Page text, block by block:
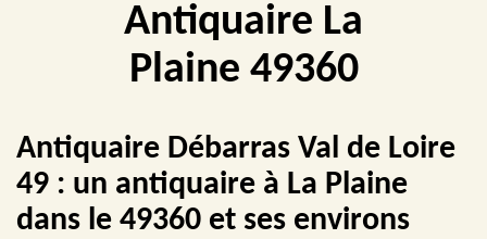
Antiquaire La
Plaine 49360
Antiquaire Débarras Val de Loire
49 : un antiquaire à La Plaine
dans le 49360 et ses environs